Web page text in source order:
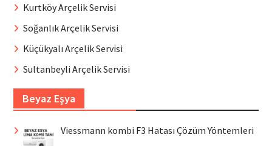
Kurtköy Arçelik Servisi
Soğanlık Arçelik Servisi
Küçükyalı Arçelik Servisi
Sultanbeyli Arçelik Servisi
Beyaz Eşya
Viessmann kombi F3 Hatası Çözüm Yöntemleri